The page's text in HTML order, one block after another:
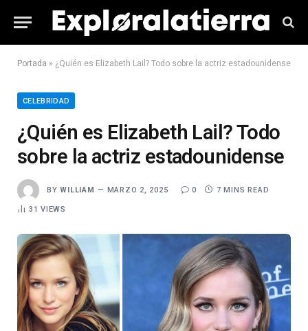
Portada » ¿Quién es Elizabeth Lail? Todo sobre la actriz estadounidense
CELEBRIDAD
¿Quién es Elizabeth Lail? Todo
sobre la actriz estadounidense
BY WILLIAM MARZO 2, 2025 0 7 MINS READ
31VIEWS